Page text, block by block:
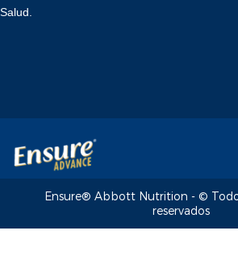
Salud.
Ensure® Abbott Nutrition - ©
reservados